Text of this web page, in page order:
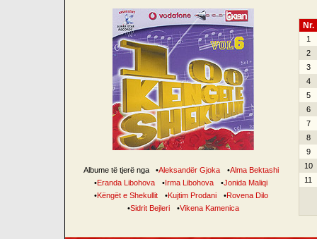
Albume të tjerë nga •Aleksandër Gjoka •Alma Bektashi
•Eranda Libohova •Irma Libohova •Jonida Maliqi
•Këngët e Shekullit •Kujtim Prodani •Rovena Dilo
•Sidrit Bejleri •Vikena Kamenica
Nr.
1
2
3
4
5
6
7
8
9
10
11